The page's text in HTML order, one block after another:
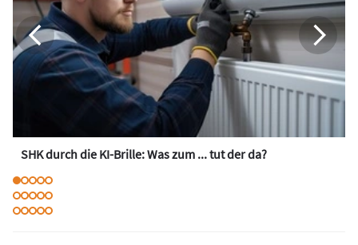
SHK durch die KI-Brille: Was zum ... tut der da?